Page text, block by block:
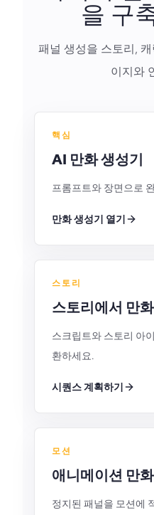
을 구
패널 생성을 스토리,
이지와
핵심
AI 만화 생성기
프롬프트와 장면으로
만화 생성기 열기
스토리
스토리에서 만
스크립트와 스토리 아
환하세요.
시퀀스 계획하기
모션
애니메이션 만
정지된 패널을 모션에